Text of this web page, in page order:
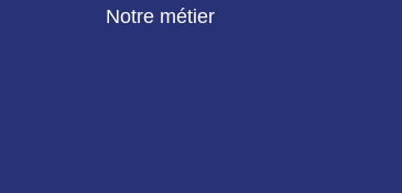
Notre métier